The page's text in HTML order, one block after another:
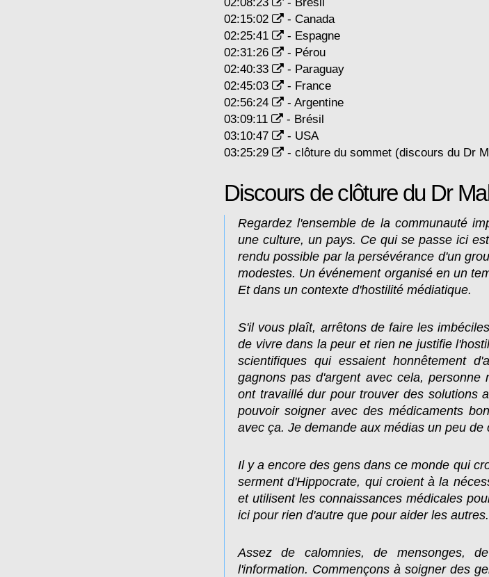
02:15:02
- Canada
02:25:41
- Espagne
02:31:26
- Pérou
02:40:33
- Paraguay
02:45:03
- France
02:56:24
- Argentine
03:09:11
- Brésil
03:10:47
- USA
03:25:29
- clôture du sommet (discours du Dr
Discours de clôture du Dr
Regardez l'ensemble de la communauté
une culture, un pays. Ce qui se passe ici
rendu possible par la persévérance d'un
modestes. Un événement organisé en un
Et dans un contexte d'hostilité médiatique.
S'il vous plaît, arrêtons de faire les
de vivre dans la peur et rien ne justifie
scientifiques qui essaient honnêtement
gagnons pas d'argent avec cela,
ont travaillé dur pour trouver des solutions
pouvoir soigner avec des médicaments
avec ça. Je demande aux médias un peu de
Il y a encore des gens dans ce monde qui
serment d'Hippocrate, qui croient à la
et utilisent les connaissances médicales
ici pour rien d'autre que pour aider les autres.
Assez de calomnies, de mensonges,
l'information. Commençons à soigner des